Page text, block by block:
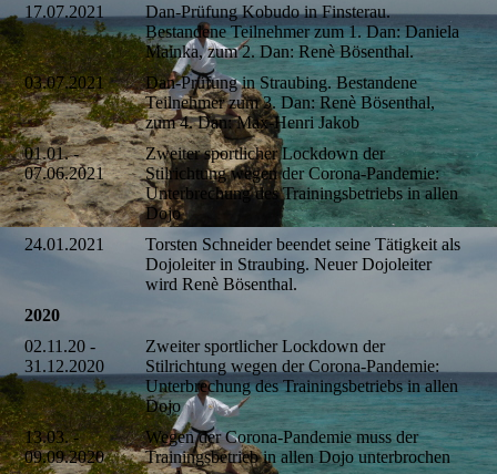
17.07.2021
Dan-Prüfung Kobudo in Finsterau.
Bestandene Teilnehmer zum 1. Dan: Daniela
Mainka, zum 2. Dan: Renè Bösenthal.
03.07.2021
Dan-Prüfung in Straubing. Bestandene
Teilnehmer zum 3. Dan: Renè Bösenthal,
zum 4. Dan: Max-Henri Jakob
01.01. -
07.06.2021
Zweiter sportlicher Lockdown der
Stilrichtung wegen der Corona-Pandemie:
Unterbrechung des Trainingsbetriebs in allen
Dojo
24.01.2021
Torsten Schneider beendet seine Tätigkeit als
Dojoleiter in Straubing. Neuer Dojoleiter
wird Renè Bösenthal.
2020
02.11.20 -
31.12.2020
Zweiter sportlicher Lockdown der
Stilrichtung wegen der Corona-Pandemie:
Unterbrechung des Trainingsbetriebs in allen
Dojo
13.03. -
09.09.2020
Wegen der Corona-Pandemie muss der
Trainingsbetrieb in allen Dojo unterbrochen